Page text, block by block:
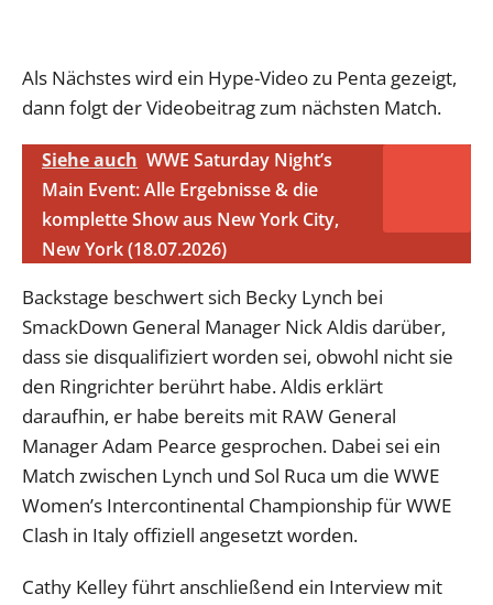
Als Nächstes wird ein Hype-Video zu Penta gezeigt,
dann folgt der Videobeitrag zum nächsten Match.
Siehe auch WWE Saturday Night’s
Main Event: Alle Ergebnisse & die
komplette Show aus New York City,
New York (18.07.2026)
Backstage beschwert sich Becky Lynch bei
SmackDown General Manager Nick Aldis darüber,
dass sie disqualifiziert worden sei, obwohl nicht sie
den Ringrichter berührt habe. Aldis erklärt
daraufhin, er habe bereits mit RAW General
Manager Adam Pearce gesprochen. Dabei sei ein
Match zwischen Lynch und Sol Ruca um die WWE
Women’s Intercontinental Championship für WWE
Clash in Italy offiziell angesetzt worden.
Cathy Kelley führt anschließend ein Interview mit